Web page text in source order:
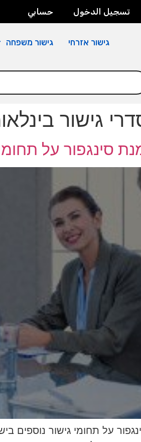
تسجيل الدخول حسابي
גישור אזרחי גישור משפחה
גישור
סינגפור על
על תחומי גישור נוספים